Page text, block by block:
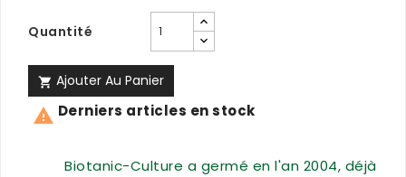
Quantité
 Ajouter Au Panier
 Derniers articles en stock
Biotanic-Culture a germé en l'an 2004, déjà